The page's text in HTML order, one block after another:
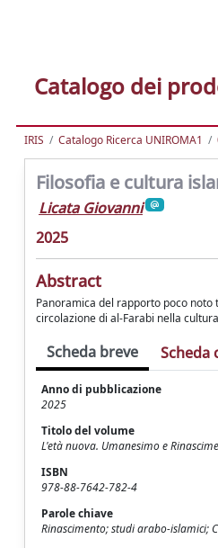
Catalogo dei
IRIS Catalogo Ricerca UNIROMA1
Filosofia e cultura
Licata Giovanni
2025
Abstract
Panoramica del rapporto poco
circolazione di al-Farabi nella
Scheda breve Scheda
Anno di pubblicazione
2025
Titolo del volume
L'età nuova. Umanesimo e
ISBN
978-88-7642-782-4
Parole chiave
Rinascimento; studi arabo-islamici;